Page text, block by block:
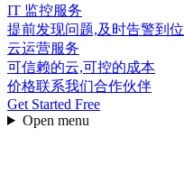
IT 监控服务
提前发现问题,及时告警到位
云运营服务
可信赖的云,可控的成本
价格联系我们合作伙伴
Get Started Free
Open menu